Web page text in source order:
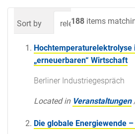
188 items
Sort by relevance
Hochtemperaturelektrolyse
„erneuerbaren“ Wirtschaft
Berliner Industriegespräch
Located in Veranstaltungen
Die globale Energiewende